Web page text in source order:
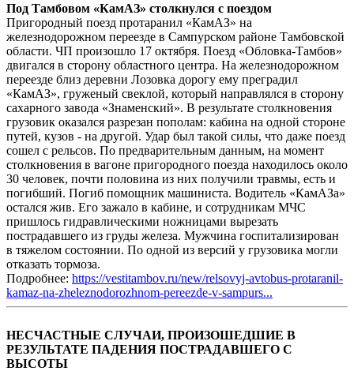
Под Тамбовом «КамАЗ» столкнулся с поездом
Пригородный поезд протаранил «КамАЗ» на
железнодорожном переезде в Сампурском районе Тамбовской
области. ЧП произошло 17 октября. Поезд «Обловка-Тамбов»
двигался в сторону областного центра. На железнодорожном
переезде близ деревни Лозовка дорогу ему преградил
«КамАЗ», груженый свеклой, который направлялся в сторону
сахарного завода «Знаменский». В результате столкновения
грузовик оказался разрезан пополам: кабина на одной стороне
путей, кузов - на другой. Удар был такой силы, что даже поезд
сошел с рельсов. По предварительным данным, на момент
столкновения в вагоне пригородного поезда находилось около
30 человек, почти половина из них получили травмы, есть и
погибший. Погиб помощник машиниста. Водитель «КамАЗа»
остался жив. Его зажало в кабине, и сотрудникам МЧС
пришлось гидравлическими ножницами вырезать
пострадавшего из груды железа. Мужчина госпитализирован
в тяжелом состоянии. По одной из версий у грузовика могли
отказать тормоза.
Подробнее: https://vestitambov.ru/new/relsovyj-avtobus-protaranil-
kamaz-na-zheleznodorozhnom-pereezde-v-sampurs...
НЕСЧАСТНЫЕ СЛУЧАИ, ПРОИЗОШЕДШИЕ В
РЕЗУЛЬТАТЕ ПАДЕНИЯ ПОСТРАДАВШЕГО С
ВЫСОТЫ